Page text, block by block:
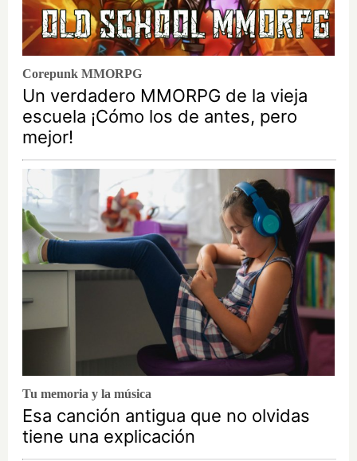
Corepunk MMORPG
Un verdadero MMORPG de la vieja
escuela ¡Cómo los de antes, pero
mejor!
Tu memoria y la música
Esa canción antigua que no olvidas
tiene una explicación